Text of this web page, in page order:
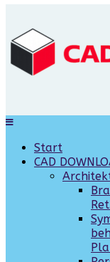
Start
CAD